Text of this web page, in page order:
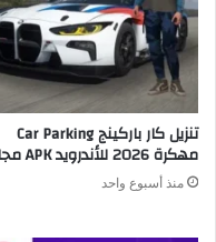
تنزيل كار باركينج Car Parking
مهكرة 2026 للأندرويد APK مجانا
منذ أسبوع واحد